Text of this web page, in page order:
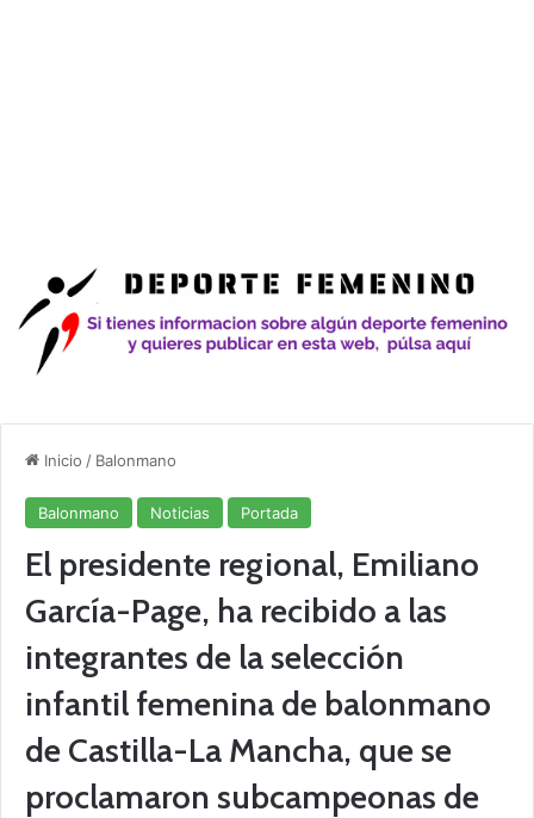
Inicio / Balonmano
Balonmano Noticias Portada
El presidente regional, Emiliano
García-Page, ha recibido a las
integrantes de la selección
infantil femenina de balonmano
de Castilla-La Mancha, que se
proclamaron subcampeonas de